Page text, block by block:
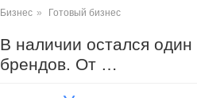
Бизнес » Готовый бизнес
В наличии остался
брендов. От …